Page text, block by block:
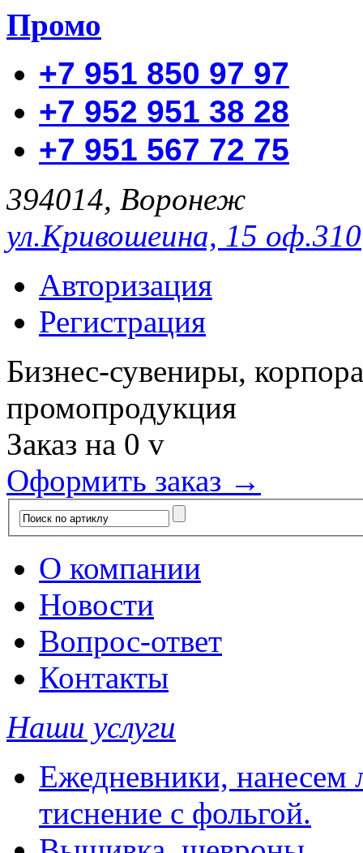
Промо
+7 951 850 97 97
+7 952 951 38 28
+7 951 567 72 75
394014, Воронеж
ул.Кривошеина, 15 оф.310
Авторизация
Регистрация
Бизнес-сувениры,
промопродукция
Заказ на 0 v
Оформить заказ →
О компании
Новости
Вопрос-ответ
Контакты
Наши услуги
Ежедневники, нанесем
тиснение с фольгой.